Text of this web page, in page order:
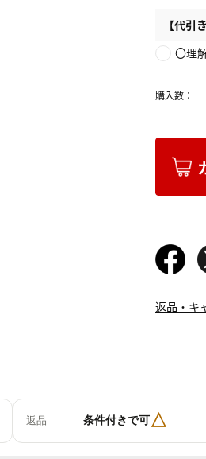
【代
〇理
購入数：
返品・キ
返品 条件付きで可△